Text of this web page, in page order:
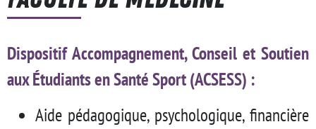
Dispositif Accompagnement, Conseil et Soutien
aux Étudiants en Santé Sport (ACSESS) :
Aide pédagogique, psychologique, financière